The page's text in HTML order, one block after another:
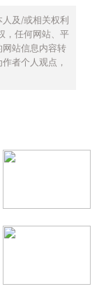
及/或相关权利
，任何网站、平
站信息内容转
者个人观点，